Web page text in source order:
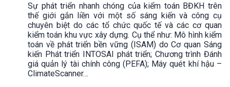
Sự phát triển nhanh chóng của kiểm toán BĐKH trên
thế giới gắn liền với một số sáng kiến và công cụ
chuyên biệt do các tổ chức quốc tế và các cơ quan
kiểm toán khu vực xây dựng. Cụ thể như: Mô hình kiểm
toán về phát triển bền vững (ISAM) do Cơ quan Sáng
kiến Phát triển INTOSAI phát triển; Chương trình Đánh
giá quản lý tài chính công (PEFA); Máy quét khí hậu –
ClimateScanner…